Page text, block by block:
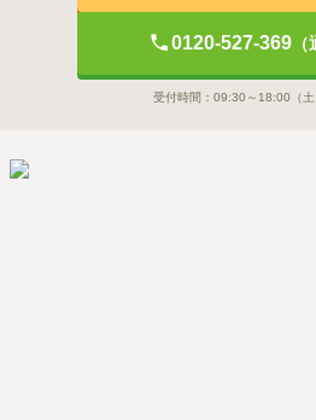
0120-527-369（
受付時間： 09:30～18:00 （